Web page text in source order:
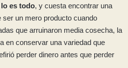
es todo, y cuesta encontrar una
un mero producto cuando
que arruinaron media cosecha, la
en conservar una variedad que
perder dinero antes que perder